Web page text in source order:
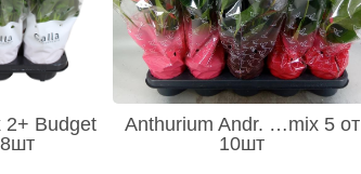
2+ Budget
Anthurium Andr. …mix 5 от
10шт